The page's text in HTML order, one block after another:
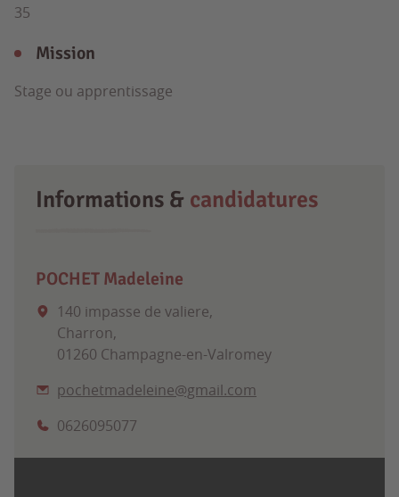
35
Mission
Stage ou apprentissage
Informations & candidatures
POCHET Madeleine
140 impasse de valiere,
Charron,
01260 Champagne-en-Valromey
pochetmadeleine@gmail.com
0626095077